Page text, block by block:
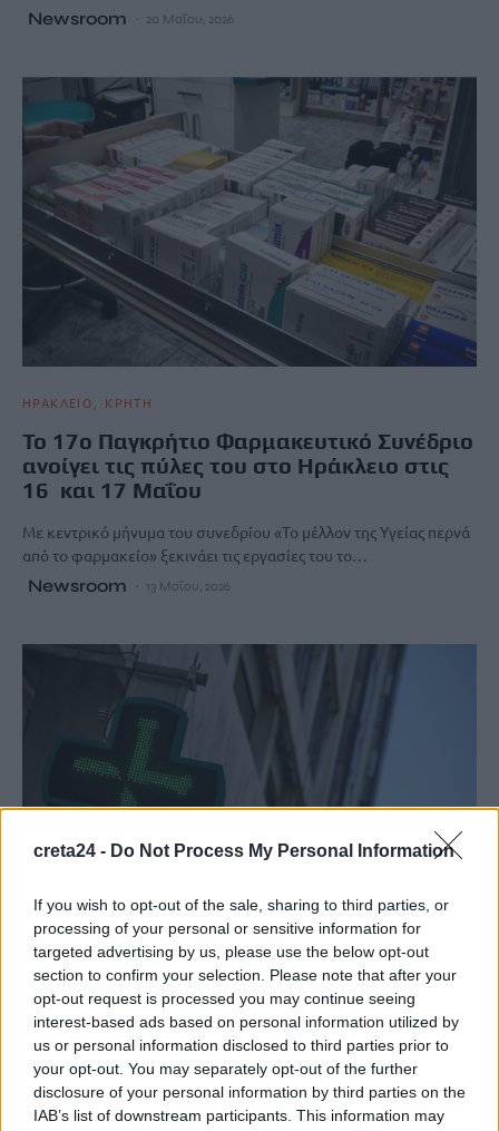
creta24 - Do Not Process My Personal Information
If you wish to opt-out of the sale, sharing to third parties, or
processing of your personal or sensitive information for
targeted advertising by us, please use the below opt-out
section to confirm your selection. Please note that after your
opt-out request is processed you may continue seeing
interest-based ads based on personal information utilized by
us or personal information disclosed to third parties prior to
your opt-out. You may separately opt-out of the further
disclosure of your personal information by third parties on the
IAB’s list of downstream participants. This information may
Newsroom 20 Μαΐου, 2026
ΗΡΑΚΛΕΙΟ ΚΡΗΤΗ
Το 17ο Παγκρήτιο Φαρμακευτικό Συνέδριο
ανοίγει τις πύλες του στο Ηράκλειο στις
16 και 17 Μαΐου
Με κεντρικό μήνυμα του συνεδρίου «Το μέλλον της Υγείας περνά
από το φαρμακείο» ξεκινάει τις εργασίες του το…
Newsroom 13 Μαΐου, 2026
ΗΡΑΚΛΕΙΟ ΚΡΗΤΗ
Ηράκλειο: Αντίστροφη μέτρηση για το 17ο
Παγκρήτιο Φαρμακευτικό Συνέδριο
Ο Φαρμακευτικός Σύλλογος Ηρακλείου (ΦΣΗ) με τη συνεργασία
του Παρατηρητηρίου Καινοτόμου Επιχειρηματικότητας της
Περιφέρειας Κρήτης, του Επιστημονικού και…